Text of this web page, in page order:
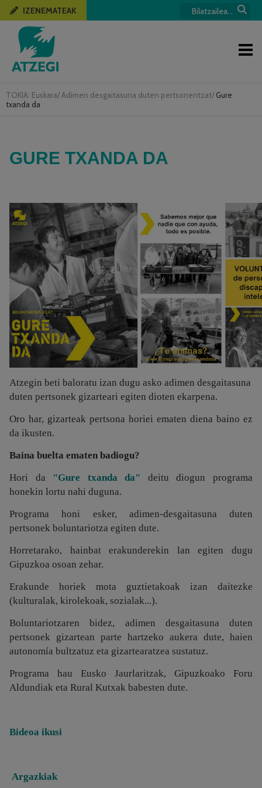
TOKIA: Euskara/ Adimen desgaitasuna duten pertsonentzat/ Gure
txanda da
IZENEMATEAK
GURE TXANDA DA
Atzegin beti baloratu izan dugu asko adimen desgaitasuna
duten pertsonek gizarteari egiten dioten ekarpena.
Oro har, gizarteak pertsona horiei ematen diena baino ez
da ikusten.
Baina buelta ematen badiogu?
Hori da "Gure txanda da" deitu diogun programa
honekin lortu nahi duguna.
Programa honi esker, adimen-desgaitasuna duten
pertsonek boluntariotza egiten dute.
Horretarako, hainbat erakunderekin lan egiten dugu
Gipuzkoa osoan zehar.
Erakunde horiek mota guztietakoak izan daitezke
(kulturalak, kirolekoak, sozialak...).
Boluntariotzaren bidez, adimen desgaitasuna duten
pertsonek gizartean parte hartzeko aukera dute, haien
autonomía bultzatuz eta gizartearatzea sustatuz.
Programa hau Eusko Jaurlaritzak, Gipuzkoako Foru
Aldundiak eta Rural Kutxak babesten dute.
Bideoa ikusi
Argazkiak